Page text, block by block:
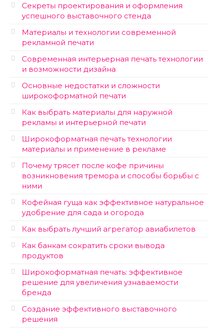
Секреты проектирования и оформления
успешного выставочного стенда
Материалы и технологии современной
рекламной печати
Современная интерьерная печать технологии
и возможности дизайна
Основные недостатки и сложности
широкоформатной печати
Как выбрать материалы для наружной
рекламы и интерьерной печати
Широкоформатная печать технологии
материалы и применение в рекламе
Почему трясет после кофе причины
возникновения тремора и способы борьбы с
ними
Кофейная гуща как эффективное натуральное
удобрение для сада и огорода
Как выбрать лучший агрегатор авиабилетов
Как банкам сократить сроки вывода
продуктов
Широкоформатная печать: эффективное
решение для увеличения узнаваемости
бренда
Создание эффективного выставочного
решения